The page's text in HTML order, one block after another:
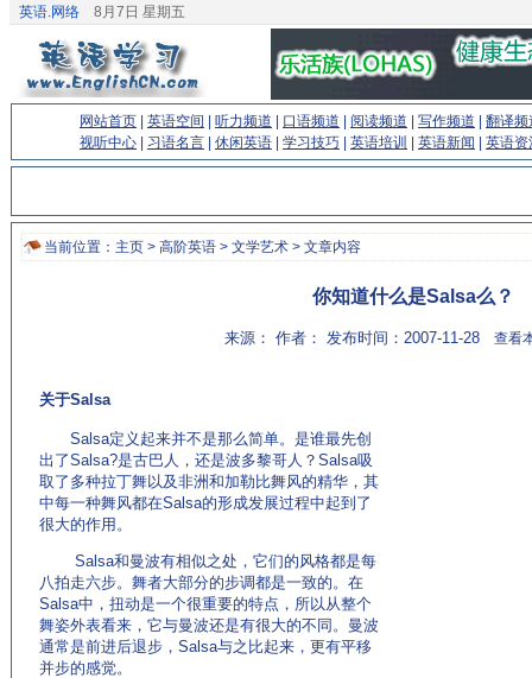
英语.网络 8月7日 星期五
网站首页 英语空间 听力频道 口语频道 阅读频道 写作频道
翻译频
视听中心
习语名言 休闲英语 学习技巧 英语培训 英语新闻 英语资
当前位置： 主页 > 高阶英语 > 文学艺术 > 文章内容
你知道什么是Salsa么？
来源： 作者： 发布时间：2007-11-28 查看
关于Salsa
Salsa定义起来并不是那么简单。是谁最先创
出了Salsa?是古巴人，还是波多黎哥人？Salsa吸
取了多种拉丁舞以及非洲和加勒比舞风的精华，其
中每一种舞风都在Salsa的形成发展过程中起到了
很大的作用。
Salsa和曼波有相似之处，它们的风格都是每
八拍走六步。舞者大部分的步调都是一致的。在
Salsa中，扭动是一个很重要的特点，所以从整个
舞姿外表看来，它与曼波还是有很大的不同。曼波
通常是前进后退步，Salsa与之比起来，更有平移
并步的感觉。